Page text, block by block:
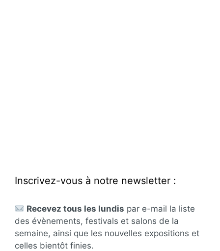
Inscrivez-vous à notre newsletter :
Recevez tous les lundis par e-mail la liste
des évènements, festivals et salons de la
semaine, ainsi que les nouvelles expositions et
celles bientôt finies.